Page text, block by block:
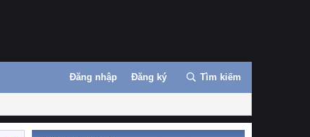
Đăng nhập Đăng ký Tìm kiếm